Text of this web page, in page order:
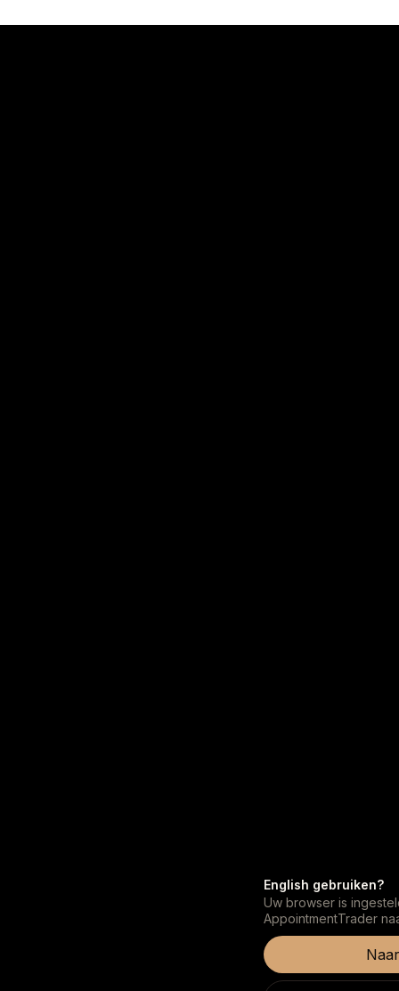
English gebruiken?
Uw browser is
AppointmentTrader